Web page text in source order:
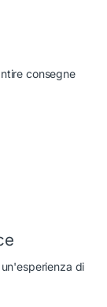
consegne
di